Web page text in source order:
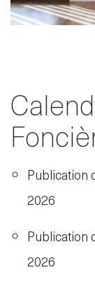
Publication
2026
Publication
2026